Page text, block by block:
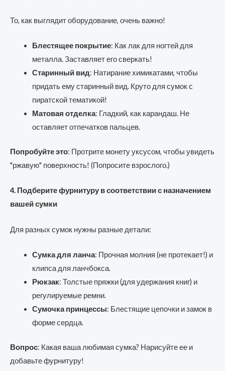
То, как выглядит оборудование, очень важно!
Блестящее покрытие: Как лак для ногтей для
металла. Заставляет его сверкать!
Старинный вид: Натирание химикатами, чтобы
придать ему старинный вид. Круто для сумок с
пиратской тематикой!
Матовая отделка: Гладкий, как карандаш. Не
оставляет отпечатков пальцев.
Попробуйте это: Протрите монету уксусом, чтобы увидеть
"ржавую" поверхность! (Попросите взрослого.)
4. Подберите фурнитуру в соответствии с назначением
вашей сумки
Для разных сумок нужны разные детали:
Сумка для ланча: Прочная молния (не протекает!) и
клипса для ланчбокса.
Рюкзак: Толстые пряжки (для удержания книг) и
регулируемые ремни.
Сумочка принцессы: Блестящие цепочки и замок в
форме сердца.
Вопрос: Какая ваша любимая сумка? Нарисуйте ее и
добавьте фурнитуру!